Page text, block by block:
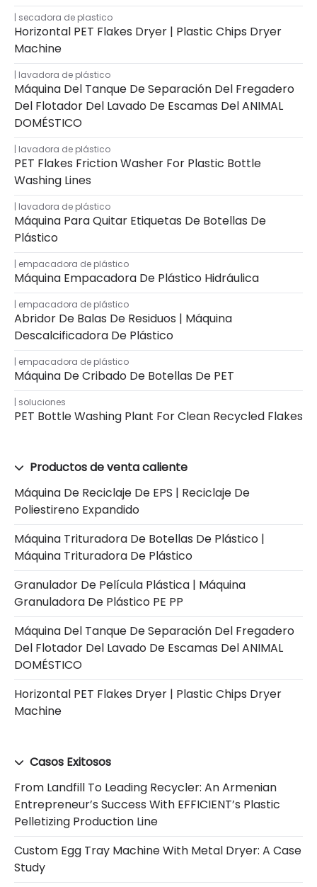
secadora de plastico
Horizontal PET Flakes Dryer | Plastic Chips Dryer
Machine
lavadora de plástico
Máquina Del Tanque De Separación Del Fregadero
Del Flotador Del Lavado De Escamas Del ANIMAL
DOMÉSTICO
lavadora de plástico
PET Flakes Friction Washer For Plastic Bottle
Washing Lines
lavadora de plástico
Máquina Para Quitar Etiquetas De Botellas De
Plástico
empacadora de plástico
Máquina Empacadora De Plástico Hidráulica
empacadora de plástico
Abridor De Balas De Residuos | Máquina
Descalcificadora De Plástico
empacadora de plástico
Máquina De Cribado De Botellas De PET
soluciones
PET Bottle Washing Plant For Clean Recycled Flakes
Productos de venta caliente
Máquina De Reciclaje De EPS | Reciclaje De
Poliestireno Expandido
Máquina Trituradora De Botellas De Plástico |
Máquina Trituradora De Plástico
Granulador De Película Plástica | Máquina
Granuladora De Plástico PE PP
Máquina Del Tanque De Separación Del Fregadero
Del Flotador Del Lavado De Escamas Del ANIMAL
DOMÉSTICO
Horizontal PET Flakes Dryer | Plastic Chips Dryer
Machine
Casos Exitosos
From Landfill To Leading Recycler: An Armenian
Entrepreneur’s Success With EFFICIENT’s Plastic
Pelletizing Production Line
Custom Egg Tray Machine With Metal Dryer: A Case
Study